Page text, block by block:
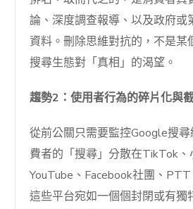
論、深度調查報導、以及政府或
資料。刪除思維對抗的，不是某
搜尋生態對「真相」的渴望。
趨勢2：使用者行為的碎片化與
從前公關只需要監控Google搜
費者的「搜尋」分散在TikTok、
YouTube、Facebook社團、
這些平台宛如一個個封閉或有獨